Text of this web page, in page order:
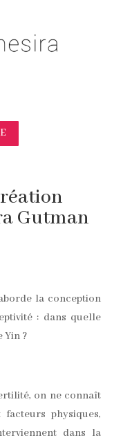
Gutman
la conception
: dans quelle
Yin ?
on ne connaît
physiques,
dans la